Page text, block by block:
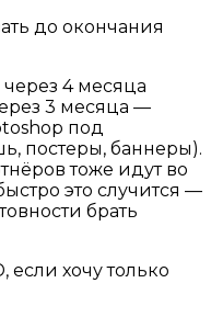
до окончания
4 месяца
3 месяца —
под
постеры, баннеры).
тоже идут во
это случится —
брать
если хочу только